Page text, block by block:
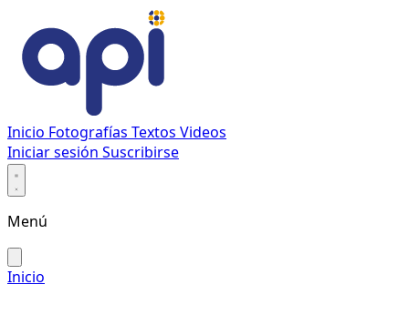
Inicio Fotografías Textos Videos
Iniciar sesión Suscribirse
Menú
Inicio